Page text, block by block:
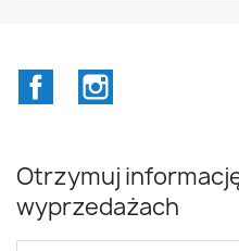
Facebook
Otrzymuj
wyprzedażach